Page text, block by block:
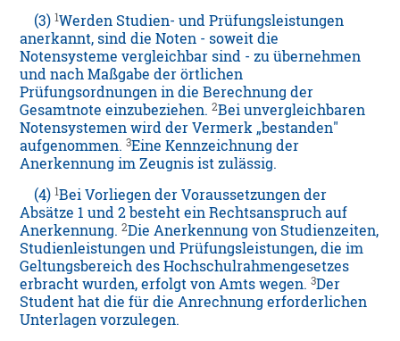
(3)1Werden Studien- und Prüfungsleistungen
anerkannt, sind die Noten - soweit die
Notensysteme vergleichbar sind - zu übernehmen
und nach Maßgabe der örtlichen
Prüfungsordnungen in die Berechnung der
Gesamtnote einzubeziehen.2Bei unvergleichbaren
Notensystemen wird der Vermerk „bestanden"
aufgenommen.3Eine Kennzeichnung der
Anerkennung im Zeugnis ist zulässig.
(4)1Bei Vorliegen der Voraussetzungen der
Absätze 1 und 2 besteht ein Rechtsanspruch auf
Anerkennung.2Die Anerkennung von Studienzeiten,
Studienleistungen und Prüfungsleistungen, die im
Geltungsbereich des Hochschulrahmengesetzes
erbracht wurden, erfolgt von Amts wegen.3Der
Student hat die für die Anrechnung erforderlichen
Unterlagen vorzulegen.